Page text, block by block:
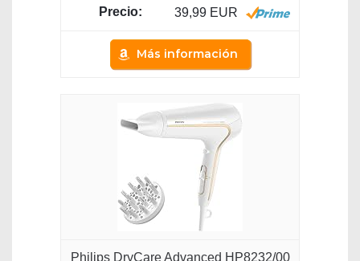
39,99 EUR
Más información
Philips DryCare Advanced HP8232/00